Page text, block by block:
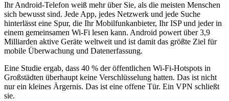
Ihr Android-Telefon weiß mehr über Sie, als die meisten Menschen
sich bewusst sind. Jede App, jedes Netzwerk und jede Suche
hinterlässt eine Spur, die Ihr Mobilfunkanbieter, Ihr ISP und jeder in
einem gemeinsamen Wi-Fi lesen kann. Android powert über 3,9
Milliarden aktive Geräte weltweit und ist damit das größte Ziel für
mobile Überwachung und Datenerfassung.
Eine Studie ergab, dass 40 % der öffentlichen Wi-Fi-Hotspots in
Großstädten überhaupt keine Verschlüsselung hatten. Das ist nicht
nur ein kleines Ärgernis. Das ist eine offene Tür. Ein VPN schließt
sie.